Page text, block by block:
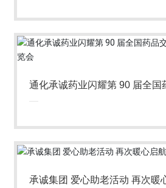
通化承诚药业闪耀第 90 届全国
承诚集团 爱心助老活动 再次